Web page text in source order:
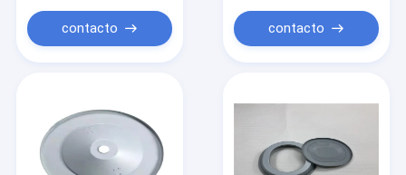
Produtos
Sobre nós
contacto contacto